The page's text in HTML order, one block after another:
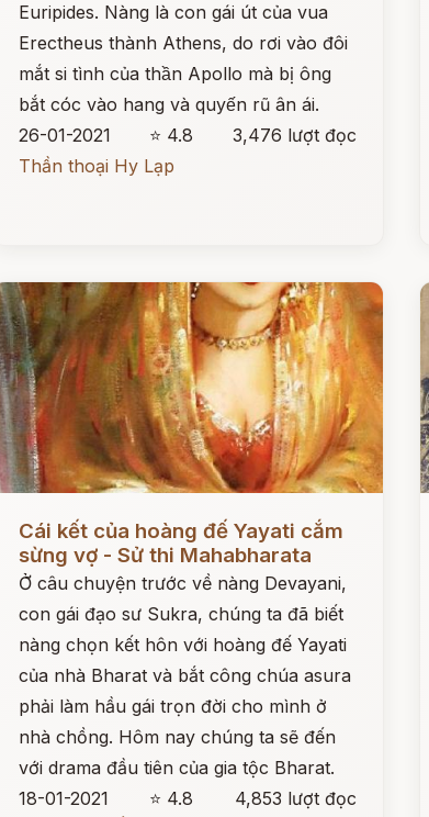
Euripides. Nàng là con gái út của vua
Erectheus thành Athens, do rơi vào đôi
mắt si tình của thần Apollo mà bị ông
bắt cóc vào hang và quyến rũ ân ái.
26-01-2021
⭐ 4.8
3,476 lượt đọc
Thần thoại Hy Lạp
Cái kết của hoàng đế Yayati cắm
sừng vợ - Sử thi Mahabharata
Ở câu chuyện trước về nàng Devayani,
con gái đạo sư Sukra, chúng ta đã biết
nàng chọn kết hôn với hoàng đế Yayati
của nhà Bharat và bắt công chúa asura
phải làm hầu gái trọn đời cho mình ở
nhà chồng. Hôm nay chúng ta sẽ đến
với drama đầu tiên của gia tộc Bharat.
18-01-2021
⭐ 4.8
4,853 lượt đọc